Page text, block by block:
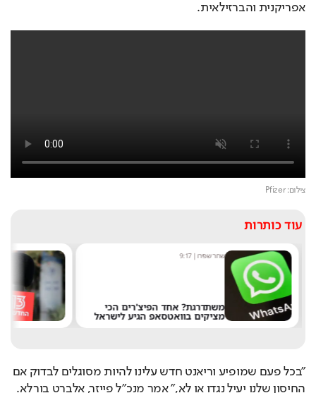
אפריקנית והברזילאית.
צילום: Pfizer
עוד כותרות
שחר שפירו|
9:17
משתדרגת? אחד הפיצ'רים הכי
מציקים בוואטסאפ הגיע לישראל
"בכל פעם שמופיע וריאנט חדש עלינו להיות מסוגלים לבדוק אם
החיסון שלנו יעיל נגדו או לא," אמר מנכ"ל פייזר, אלברט בורלא.